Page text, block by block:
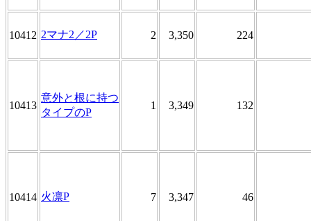
10412 2マナ2／2P 2 3,350 224
10413
意外と根に持つ
タイプのP
1 3,349 132
10414 火凛P 7 3,347 46